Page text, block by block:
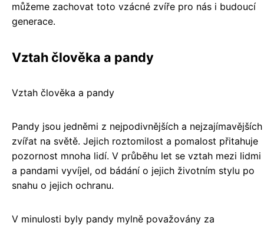
můžeme zachovat toto vzácné zvíře pro nás i budoucí
generace.
Vztah člověka a pandy
Vztah člověka a pandy
Pandy jsou jedněmi z nejpodivnějších a nejzajímavějších
zvířat na světě. Jejich roztomilost a pomalost přitahuje
pozornost mnoha lidí. V průběhu let se vztah mezi lidmi
a pandami vyvíjel, od bádání o jejich životním stylu po
snahu o jejich ochranu.
V minulosti byly pandy mylně považovány za